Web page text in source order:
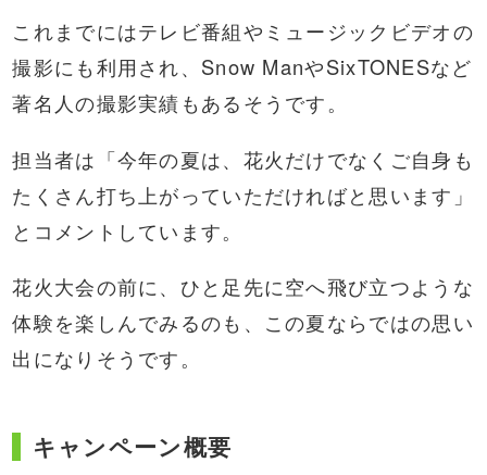
これまでにはテレビ番組やミュージックビデオの
撮影にも利用され、Snow ManやSixTONESなど
著名人の撮影実績もあるそうです。
担当者は「今年の夏は、花火だけでなくご自身も
たくさん打ち上がっていただければと思います」
とコメントしています。
花火大会の前に、ひと足先に空へ飛び立つような
体験を楽しんでみるのも、この夏ならではの思い
出になりそうです。
キャンペーン概要